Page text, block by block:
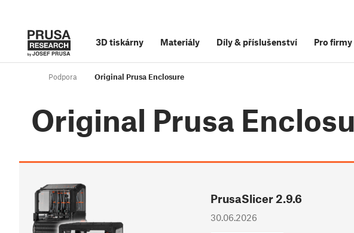
3D tiskárny Materiály Díly& příslušenství Pro firmy
Podpora Original Prusa Enclosure
Original Prusa
PrusaSlicer 2.9.6
30.06.2026